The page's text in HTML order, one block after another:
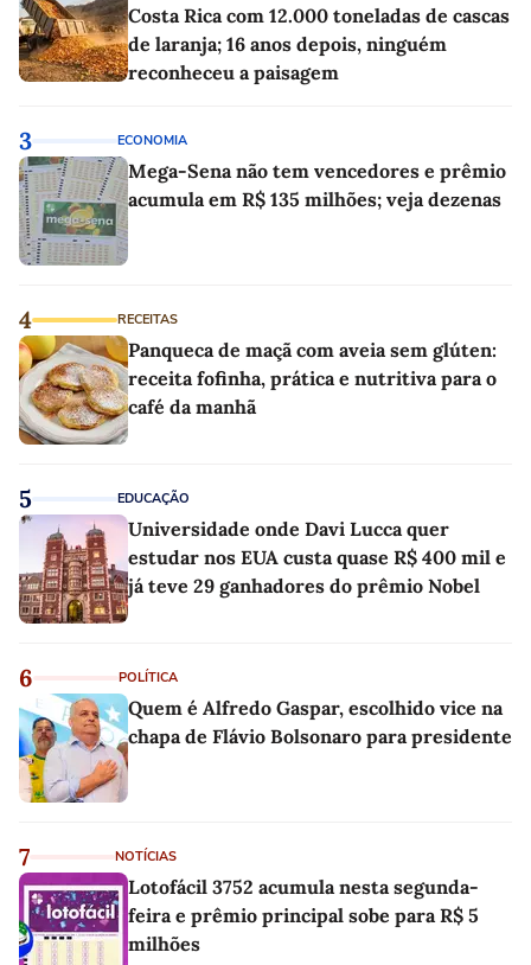
Costa Rica com 12.000 toneladas de cascas
de laranja; 16 anos depois, ninguém
reconheceu a paisagem
3 ECONOMIA
Mega-Sena não tem vencedores e prêmio
acumula em R$ 135 milhões; veja dezenas
4 RECEITAS
Panqueca de maçã com aveia sem glúten:
receita fofinha, prática e nutritiva para o
café da manhã
5 EDUCAÇÃO
Universidade onde Davi Lucca quer
estudar nos EUA custa quase R$ 400 mil e
já teve 29 ganhadores do prêmio Nobel
6 POLÍTICA
Quem é Alfredo Gaspar, escolhido vice na
chapa de Flávio Bolsonaro para presidente
7 NOTÍCIAS
Lotofácil 3752 acumula nesta segunda-
feira e prêmio principal sobe para R$ 5
milhões